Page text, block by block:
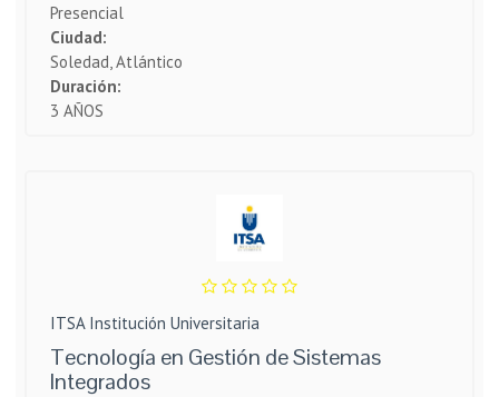
Presencial
Ciudad:
Soledad, Atlántico
Duración:
3 AÑOS
ITSA Institución Universitaria
Tecnología en Gestión de Sistemas
Integrados